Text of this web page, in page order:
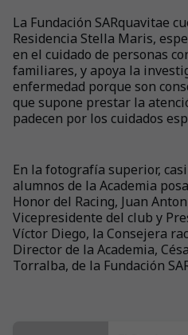
La Fundación SARquavitae
Residencia Stella Maris,
en el cuidado de personas
familiares, y apoya la
enfermedad porque son
que supone prestar la
padecen por los cuidados
En la fotografía superior,
alumnos de la Academia
Honor del Racing, Juan
Vicepresidente del club y
Víctor Diego, la Consejera
Director de la Academia,
Torralba, de la Fundación